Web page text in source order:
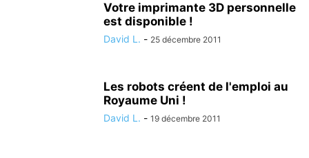
Votre imprimante 3D personnelle
est disponible !
David L. - 25 décembre 2011
Les robots créent de l'emploi au
Royaume Uni !
David L. - 19 décembre 2011